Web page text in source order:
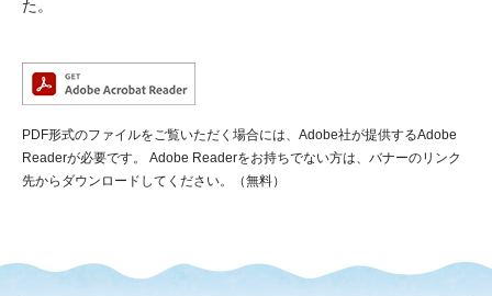
た。
PDF形式のファイルをご覧いただく場合には、Adobe社が提供するAdobe
Readerが必要です。
Adobe Readerをお持ちでない方は、バナーのリンク
先からダウンロードしてください。（無料）